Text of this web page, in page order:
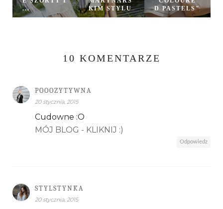
...
KIM STYLU
D PASTELS"
10 KOMENTARZE
POOOZYTYWNA
20 stycznia, 2015
Cudowne :O
MÓJ BLOG - KLIKNIJ :)
Odpowiedz
STYLSTYNKA
20 stycznia, 2015